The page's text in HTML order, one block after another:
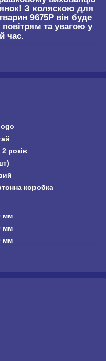
З коляскою для
9675P він буде
та увагою у
час.
2 років
коробка
мм
мм
мм